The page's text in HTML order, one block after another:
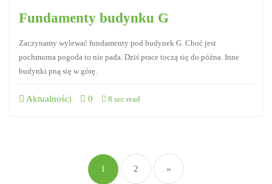
Fundamenty budynku G
Zaczynamy wylewać fundamenty pod budynek G. Choć jest
pochmurna pogoda to nie pada. Dziś prace toczą się do późna. Inne
budynki pną się w górę.
Aktualności 0 8 sec read
1 2 »